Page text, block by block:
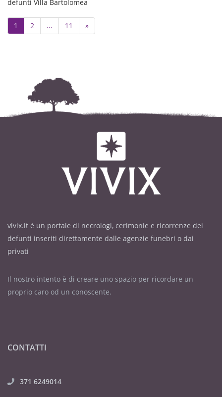
costante presenza.
Dopo la liturgia funebre si
proseguirà per la cremazione.
La presente serve di partecipazione
e ringraziamento.
defunti Villa Bartolomea
1 2 ... 11 »Next
vivix.it è un portale di necrologi, cerimonie e ricorrenze dei
defunti inseriti direttamente dalle agenzie funebri o dai
privati
Il nostro intento è di creare uno spazio per ricordare un
proprio caro od un conoscente.
CONTATTI
371 6249014